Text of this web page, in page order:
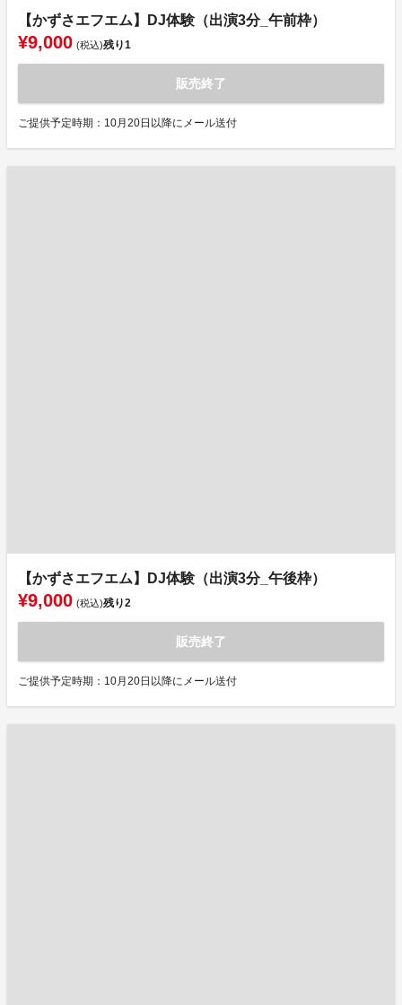
【かずさエフエム】DJ体験（出演3分_午前枠）
¥9,000 (税込)残り1
販売終了
ご提供予定時期：10月20日以降にメール送付
【かずさエフエム】DJ体験（出演3分_午後枠）
¥9,000 (税込)残り2
販売終了
ご提供予定時期：10月20日以降にメール送付